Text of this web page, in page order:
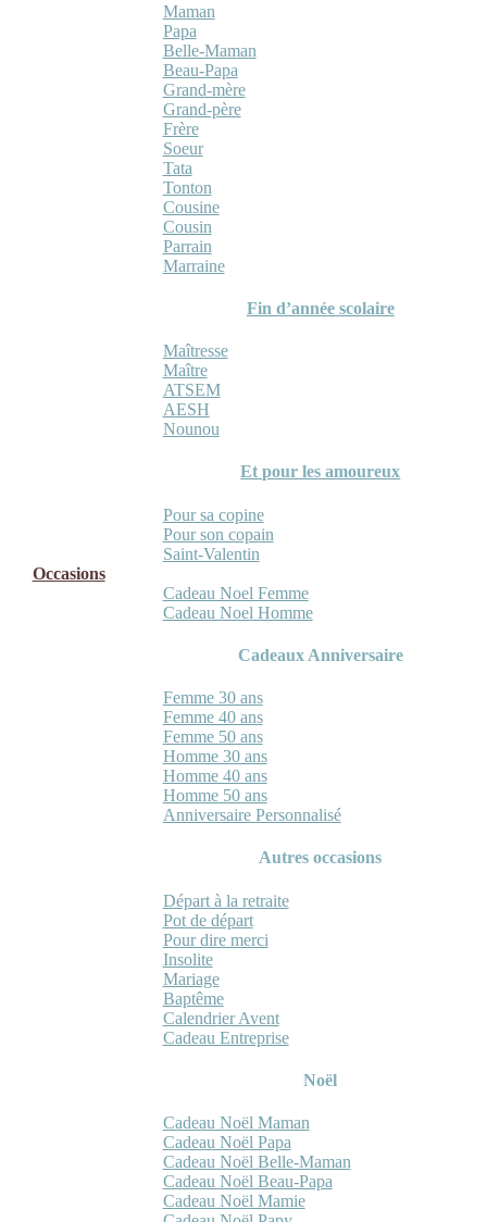
Maman
Papa
Belle-Maman
Beau-Papa
Grand-mère
Grand-père
Frère
Soeur
Tata
Tonton
Cousine
Cousin
Parrain
Marraine
Fin d’année scolaire
Maîtresse
Maître
ATSEM
AESH
Nounou
Et pour les amoureux
Pour sa copine
Pour son copain
Saint-Valentin
Occasions
Cadeau Noel Femme
Cadeau Noel Homme
Cadeaux Anniversaire
Femme 30 ans
Femme 40 ans
Femme 50 ans
Homme 30 ans
Homme 40 ans
Homme 50 ans
Anniversaire Personnalisé
Autres occasions
Départ à la retraite
Pot de départ
Pour dire merci
Insolite
Mariage
Baptême
Calendrier Avent
Cadeau Entreprise
Noël
Cadeau Noël Maman
Cadeau Noël Papa
Cadeau Noël Belle-Maman
Cadeau Noël Beau-Papa
Cadeau Noël Mamie